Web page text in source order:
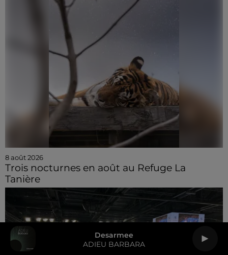
Desarmee
ADIEU BARBARA
8 août 2026
Trois nocturnes en août au Refuge La
Tanière